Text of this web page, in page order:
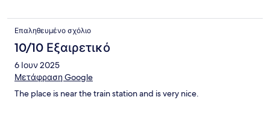
Επαληθευμένο σχόλιο
10/10 Εξαιρετικό
6 Ιουν 2025
Μετάφραση Google
The place is near the train station and is very nice.